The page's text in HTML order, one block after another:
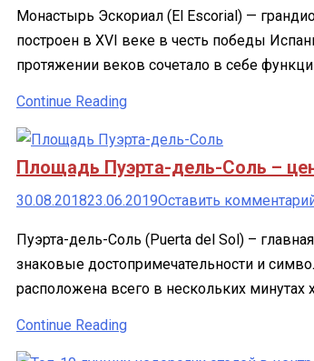
и
как
Монастырь Эскориал (El Escorial) —
построен в XVI веке в честь победы
протяжении веков сочетало в себе
Continue Reading
Площадь Пуэрта-дель-Соль –
30.08.201823.06.2019Оставить
Пуэрта-дель-Соль (Puerta del Sol) –
знаковые достопримечательности и
расположена всего в нескольких
Continue Reading